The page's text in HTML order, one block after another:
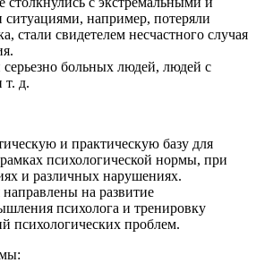
например, потеряли
стали свидетелем несчастного случая
больных людей, людей с
т. д.
и практическую базу для
психологической нормы, при
и различных нарушениях.
на развитие
психолога и тренировку
психологических проблем.